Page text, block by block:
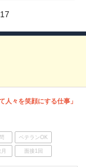
人々を笑顔にする仕事」
ベテランOK
面接1回